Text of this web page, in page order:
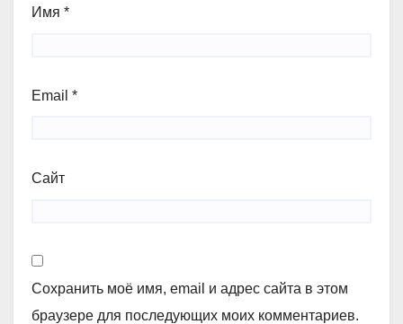
Имя *
Email *
Сайт
Сохранить моё имя, email и адрес сайта в этом
браузере для последующих моих комментариев.